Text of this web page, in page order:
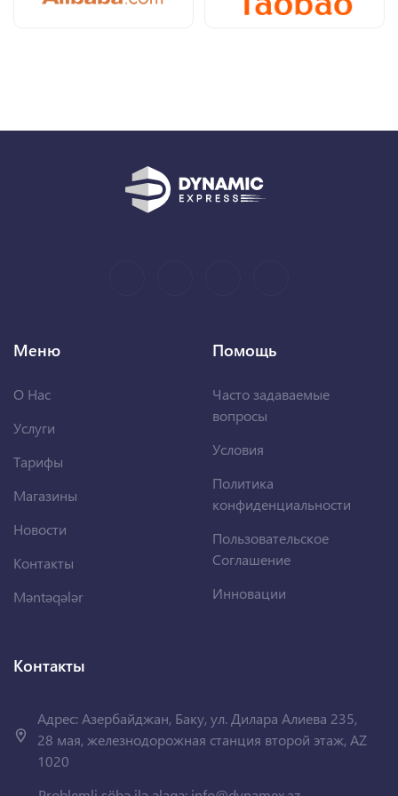
Меню
О Нас
Услуги
Тарифы
Магазины
Новости
Контакты
Məntəqələr
Помощь
Часто задаваемые
вопросы
Условия
Политика
конфиденциальности
Пользовательское
Соглашение
Инновации
Контакты
Адрес: Азербайджан, Баку, ул. Дилара Алиева 235,
28 мая, железнодорожная станция второй этаж, AZ
1020